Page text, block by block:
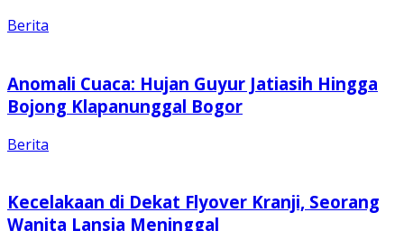
Berita
Anomali Cuaca: Hujan Guyur Jatiasih Hingga
Bojong Klapanunggal Bogor
Berita
Kecelakaan di Dekat Flyover Kranji, Seorang
Wanita Lansia Meninggal